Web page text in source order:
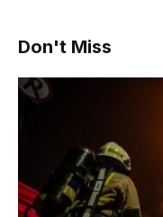
Don't Miss